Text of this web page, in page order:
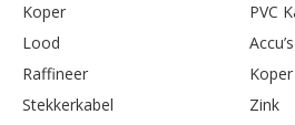
Koper
PVC
Lood
Accu’s
Raffineer
Stekkerkabel
Zink